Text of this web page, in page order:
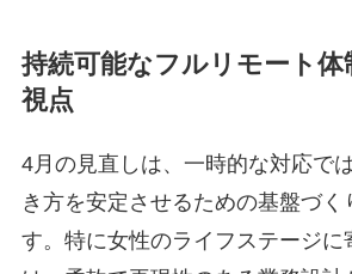
持続可能なフルリモート体
視点
4月の見直しは、一時的な対応で
き方を安定させるための基盤づく
す。特に女性のライフステージに